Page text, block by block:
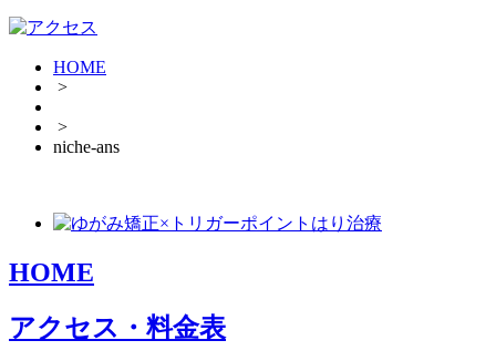
HOME
>
>
niche-ans
HOME
アクセス・料金表